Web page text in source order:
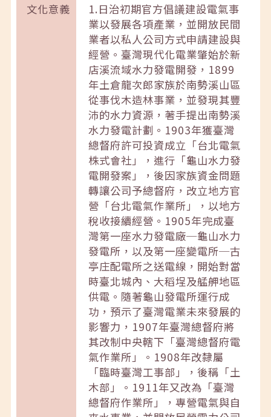
文化意義
1.日治初期官方倡議建設電氣事
業以發展各項產業，並開放民間
業者以私人公司方式申請建設與
經營。臺灣現代化電業肇始於新
店溪流域水力發電開發，1899
年土倉龍次郎家族於南勢溪山區
從事伐木造林事業，並發現其豐
沛的水力資源，著手提出南勢溪
水力發電計劃。1903年獲臺灣
總督府許可投資成立「台北電氣
株式會社」，進行「龜山水力發
電開發案」，後因家族資金問題
轉讓公司予總督府，改立地方官
營「台北電氣作業所」，以地方
稅收接續經營。1905年完成臺
灣第一座水力發電廠─龜山水力
發電所，以及第一座變電所─古
亭庄配電所之送電線，開始對當
時臺北城內、大稻埕及艋舺地區
供電。隨著龜山發電所運行成
功，預示了臺灣電業未來發展的
影響力，1907年臺灣總督府將
其改制中央轄下「臺灣總督府電
氣作業所」。1908年改隸屬
「臨時臺灣工事部」，後稱「土
木部」。1911年又改為「臺灣
總督府作業所」，專營電氣與自